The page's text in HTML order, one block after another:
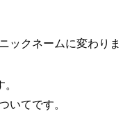
ックネームに変わりま
いてです。